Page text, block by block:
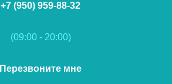
+7 (950) 959-88-32
(09:00 - 20:00)
Перезвоните мне